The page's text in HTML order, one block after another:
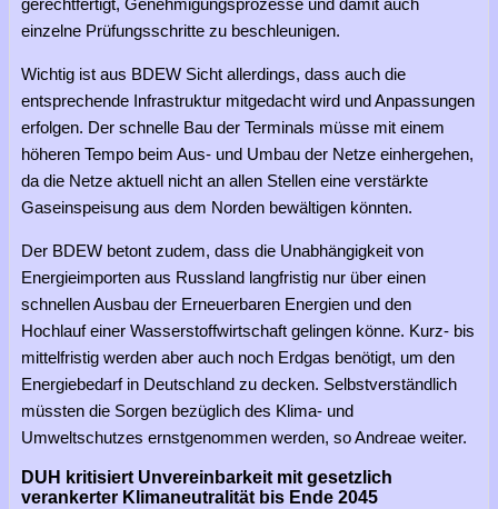
gerechtfertigt, Genehmigungsprozesse und damit auch
einzelne Prüfungsschritte zu beschleunigen.
Wichtig ist aus BDEW Sicht allerdings, dass auch die
entsprechende Infrastruktur mitgedacht wird und Anpassungen
erfolgen. Der schnelle Bau der Terminals müsse mit einem
höheren Tempo beim Aus- und Umbau der Netze einhergehen,
da die Netze aktuell nicht an allen Stellen eine verstärkte
Gaseinspeisung aus dem Norden bewältigen könnten.
Der BDEW betont zudem, dass die Unabhängigkeit von
Energieimporten aus Russland langfristig nur über einen
schnellen Ausbau der Erneuerbaren Energien und den
Hochlauf einer Wasserstoffwirtschaft gelingen könne. Kurz- bis
mittelfristig werden aber auch noch Erdgas benötigt, um den
Energiebedarf in Deutschland zu decken. Selbstverständlich
müssten die Sorgen bezüglich des Klima- und
Umweltschutzes ernstgenommen werden, so Andreae weiter.
DUH kritisiert Unvereinbarkeit mit gesetzlich
verankerter Klimaneutralität bis Ende 2045